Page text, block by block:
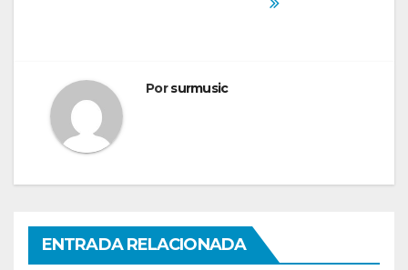
Porsurmusic
ENTRADA RELACIONADA